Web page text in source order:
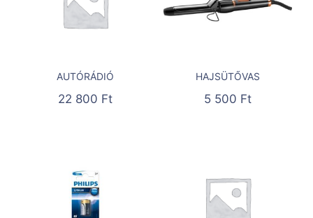
AUTÓRÁDIÓ
22 800 Ft
HAJSÜTŐVAS
5 500 Ft